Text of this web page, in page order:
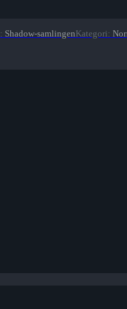
: Shadow-samlingenKategori: